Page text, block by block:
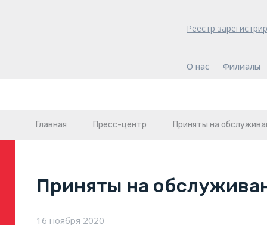
Реестр
О нас Филиалы
Главная Пресс-центр Приняты на
Приняты на
16 ноября 2020